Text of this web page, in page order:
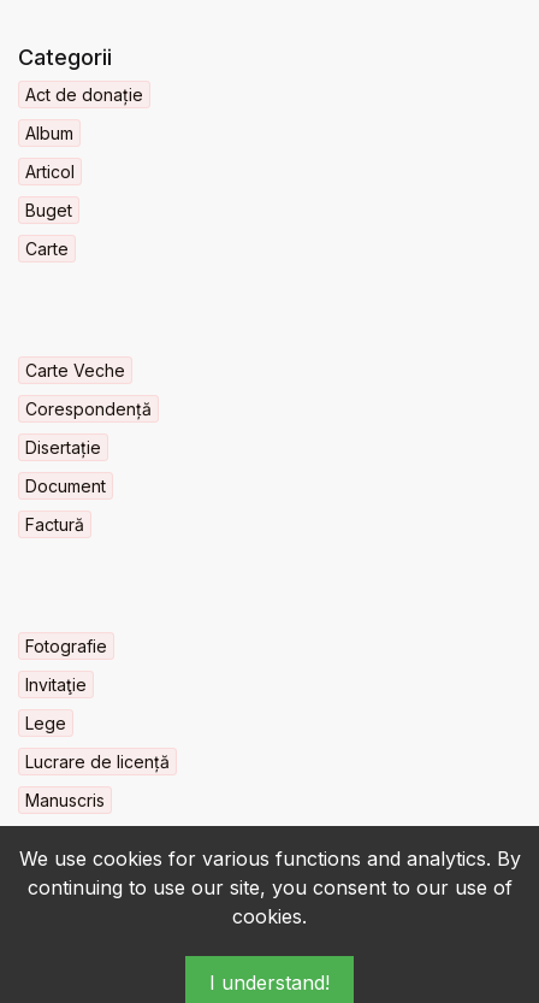
We use cookies for various functions and analytics. By
continuing to use our site, you consent to our use of
cookies.
I understand!
Categorii
Act de donație
Album
Articol
Buget
Carte
Carte Veche
Corespondență
Disertație
Document
Factură
Fotografie
Invitaţie
Lege
Lucrare de licență
Manuscris
© 2022-2026 • BCU „Carol I” - All rights reserved.